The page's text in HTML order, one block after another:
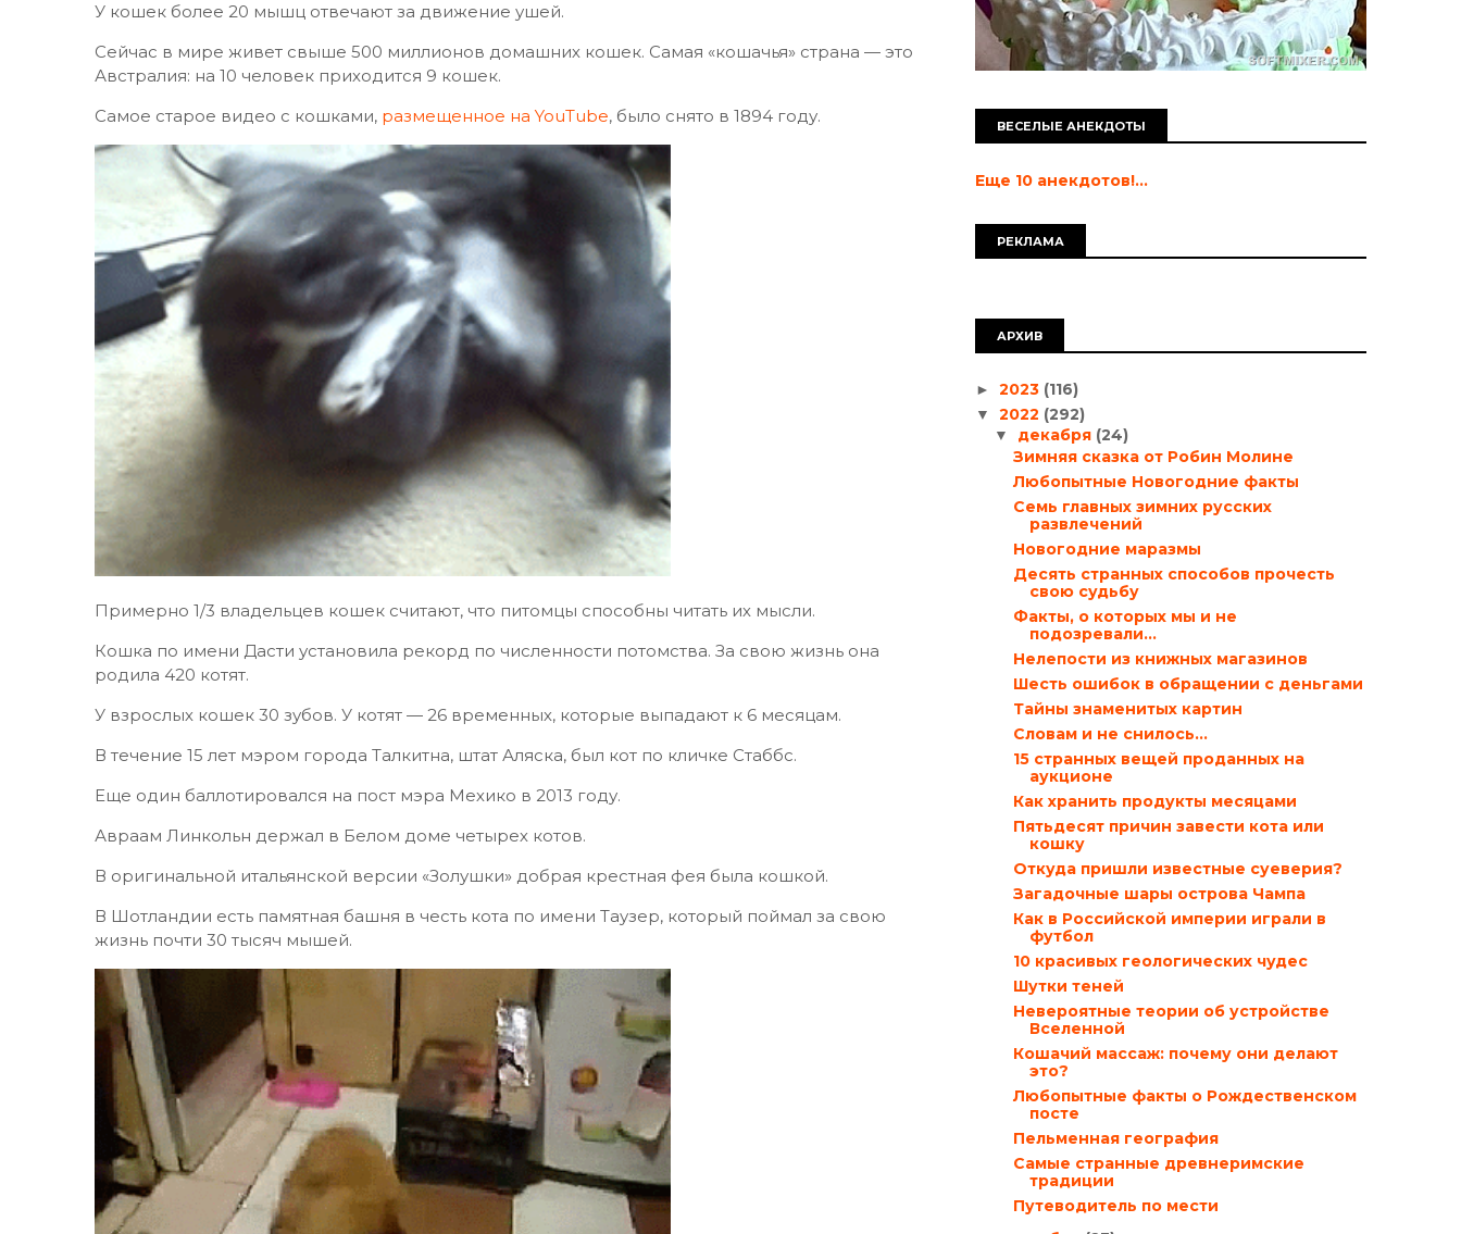
У кошек более 20 мышц отвечают за движение ушей.
Сейчас в мире живет свыше 500 миллионов домашних кошек. Самая «кошачья» страна — это
Австралия: на 10 человек приходится 9 кошек.
Самое старое видео с кошками, размещенное на YouTube, было снято в 1894 году.
Примерно 1/3 владельцев кошек считают, что питомцы способны читать их мысли.
Кошка по имени Дасти установила рекорд по численности потомства. За свою жизнь она
родила 420 котят.
У взрослых кошек 30 зубов. У котят — 26 временных, которые выпадают к 6 месяцам.
В течение 15 лет мэром города Талкитна, штат Аляска, был кот по кличке Стаббс.
Еще один баллотировался на пост мэра Мехико в 2013 году.
Авраам Линкольн держал в Белом доме четырех котов.
В оригинальной итальянской версии «Золушки» добрая крестная фея была кошкой.
В Шотландии есть памятная башня в честь кота по имени Таузер, который поймал за свою
жизнь почти 30 тысяч мышей.
ВЕСЕЛЫЕ АНЕКДОТЫ
Еще 10 анекдотов!...
РЕКЛАМА
АРХИВ
► 2023 (116)
▼ 2022 (292)
▼ декабря (24)
Зимняя сказка от Робин Молине
Любопытные Новогодние факты
Семь главных зимних русских
развлечений
Новогодние маразмы
Десять странных способов прочесть
свою судьбу
Факты, о которых мы и не
подозревали…
Нелепости из книжных магазинов
Шесть ошибок в обращении с деньгами
Тайны знаменитых картин
Словам и не снилось…
15 странных вещей проданных на
аукционе
Как хранить продукты месяцами
Пятьдесят причин завести кота или
кошку
Откуда пришли известные суеверия?
Загадочные шары острова Чампа
Как в Российской империи играли в
футбол
10 красивых геологических чудес
Шутки теней
Невероятные теории об устройстве
Вселенной
Кошачий массаж: почему они делают
это?
Любопытные факты о Рождественском
посте
Пельменная география
Самые странные древнеримские
традиции
Путеводитель по мести